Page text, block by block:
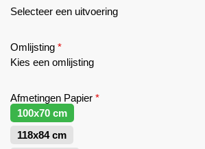
Selecteer een uitvoering
Omlijsting *
Kies een omlijsting
Afmetingen Papier *
100x70 cm
118x84 cm